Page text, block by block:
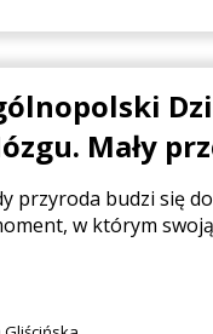
Mały
przyroda budzi się
w którym